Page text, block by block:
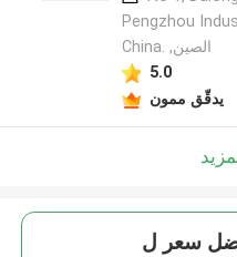
Pengzhou
China. ,الصين
5.0
يدقّق ممون
سعر ل